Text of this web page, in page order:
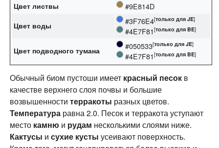
Цвет листвы #9E814D
Цвет воды #3F76E4‌[только дляJE]
#4E7F81‌[только дляBE]
Цвет подводного тумана #050533‌[только дляJE]
#4E7F81‌[только дляBE]
Обычный биом пустоши имеет красный песок в
качестве верхнего слоя почвы и большие
возвышенности терракоты разных цветов.
Температура равна 2.0. Песок и терракота уступают
место камню и рудам несколькими слоями ниже.
Кактусы и сухие кусты усеивают поверхность.